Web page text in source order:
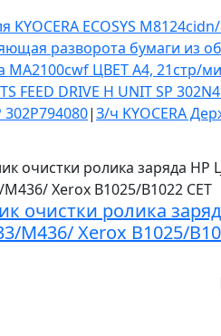
KYOCERA ECOSYS
разворота бумаги из
ЦВЕТ А4, 21стр/
FEED DRIVE H UNIT SP
302P794080|З/ч KYOCERA
очистки ролика
M436/ Xerox B1025/